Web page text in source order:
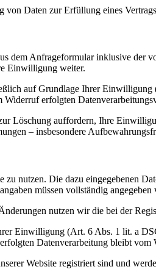
Daten zur Erfüllung eines
dem Anfrageformular inklusive der
Einwilligung weiter.
auf Grundlage Ihrer
erfolgten
Löschung auffordern, Ihre
– insbesondere
nutzen. Die dazu eingegebenen
müssen vollständig
nutzen wir die bei der
Einwilligung (Art. 6 Abs. 1 lit. a
Datenverarbeitung bleibt vom
Website registriert sind und